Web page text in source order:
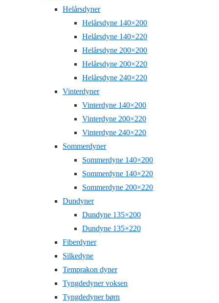
Helårsdyner
Helårsdyne 140×200
Helårsdyne 140×220
Helårsdyne 200×200
Helårsdyne 200×220
Helårsdyne 240×220
Vinterdyner
Vinterdyne 140×200
Vinterdyne 200×220
Vinterdyne 240×220
Sommerdyner
Sommerdyne 140×200
Sommerdyne 140×220
Sommerdyne 200×220
Dundyner
Dundyne 135×200
Dundyne 135×220
Fiberdyner
Silkedyne
Temprakon dyner
Tyngdedyner voksen
Tyngdedyner børn